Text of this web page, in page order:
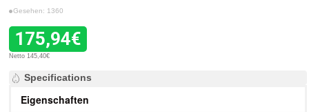
Gesehen: 1360
175,94€
Netto 145,40€
Specifications
Eigenschaften